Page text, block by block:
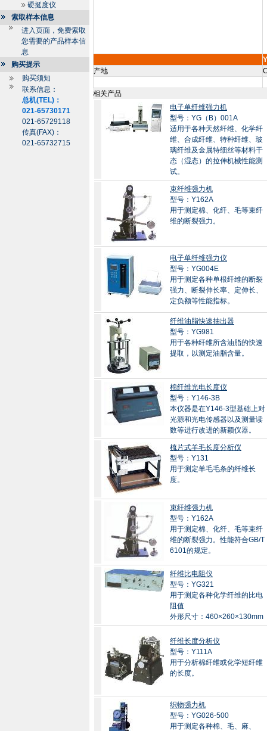
硬挺度仪
索取样本信息
进入页面，免费索取
您需要的产品样本信
息
购买提示
购买须知
联系信息：
总机(TEL)：
021-65730171
021-65729118
传真(FAX)：
021-65732715
产地
相关产品
电子单纤维强力机
型号：YG（B）001A
适用于各种天然纤维、化学纤
维、合成纤维、特种纤维、玻
璃纤维及金属特细丝等材料干
态（湿态）的拉伸机械性能测
试。
束纤维强力机
型号：Y162A
用于测定棉、化纤、毛等束纤
维的断裂强力。
电子单纤维强力仪
型号：YG004E
用于测定各种单根纤维的断裂
强力、断裂伸长率、定伸长、
定负额等性能指标。
纤维油脂快速抽出器
型号：YG981
用于各种纤维所含油脂的快速
提取，以测定油脂含量。
棉纤维光电长度仪
型号：Y146-3B
本仪器是在Y146-3型基础上对
光源和光电传感器以及测量读
数等进行改进的新颖仪器。
梳片式羊毛长度分析仪
型号：Y131
用于测定羊毛毛条的纤维长
度。
束纤维强力机
型号：Y162A
用于测定棉、化纤、毛等束纤
维的断裂强力。性能符合GB/T
6101的规定。
纤维比电阻仪
型号：YG321
用于测定各种化学纤维的比电
阻值
外形尺寸：460×260×130mm
纤维长度分析仪
型号：Y111A
用于分析棉纤维或化学短纤维
的长度。
织物强力机
型号：YG026-500
用于测定各种棉、毛、麻、